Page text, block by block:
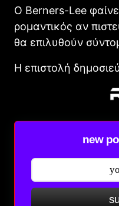
Ο Berners-Lee
ρομαντικός αν
θα επιλυθούν
Η επιστολή
new